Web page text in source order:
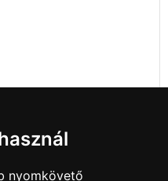
nyomkövető